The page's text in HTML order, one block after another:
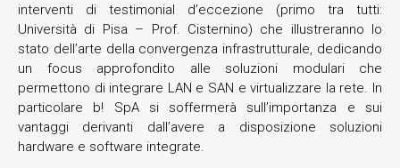
interventi di testimonial d’eccezione (primo tra tutti:
Università di Pisa – Prof. Cisternino) che illustreranno lo
stato dell’arte della convergenza infrastrutturale, dedicando
un focus approfondito alle soluzioni modulari che
permettono di integrare LAN e SAN e virtualizzare la rete. In
particolare b! SpA si soffermerà sull’importanza e sui
vantaggi derivanti dall’avere a disposizione soluzioni
hardware e software integrate.